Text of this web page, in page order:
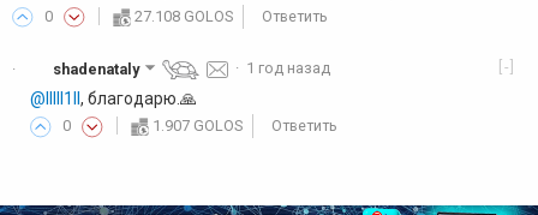
0 27.108 GOLOS Ответить
· [-]
shadenataly · 1 год назад
@lllll1ll , благодарю.🙏
0 1.907 GOLOS Ответить